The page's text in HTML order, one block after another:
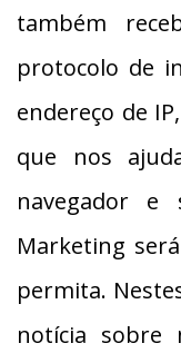
também
protocolo de
endereço de
que nos
navegador e
Marketing
permita.
notícia sobre